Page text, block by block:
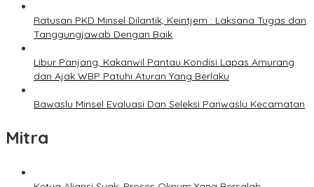
Ratusan PKD Minsel Dilantik, Keintjem : Laksana Tugas dan
Tanggungjawab Dengan Baik
Libur Panjang, Kakanwil Pantau Kondisi Lapas Amurang
dan Ajak WBP Patuhi Aturan Yang Berlaku
Bawaslu Minsel Evaluasi Dan Seleksi Panwaslu Kecamatan
Mitra